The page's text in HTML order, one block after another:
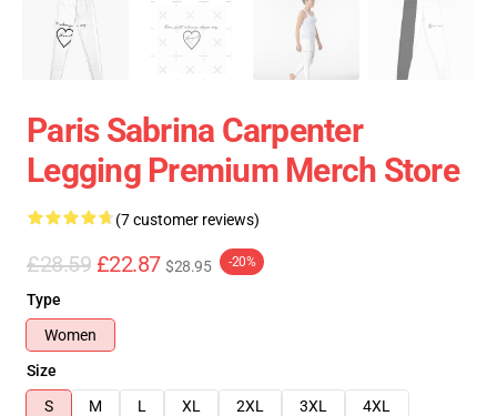
Paris Sabrina Carpenter
Legging Premium Merch Store
(7 customer reviews)
£28.59 £22.87 $28.95 -20%
Type
Women
Size
S
M L XL 2XL 3XL 4XL